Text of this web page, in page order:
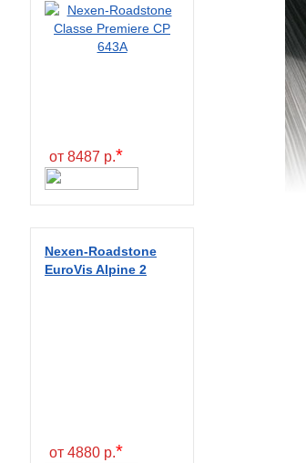
от 8487 р.*
Nexen-Roadstone
EuroVis Alpine 2
от 4880 р.*